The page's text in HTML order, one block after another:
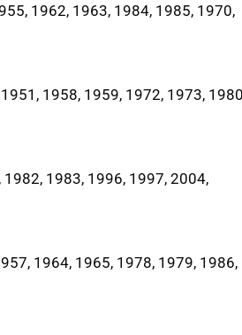
1962, 1963, 1984, 1985, 1970,
1958, 1959, 1972, 1973,
1983, 1996, 1997, 2004,
1964, 1965, 1978, 1979, 1986,